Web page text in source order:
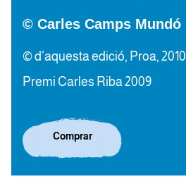
© Carles Camps Mundó
© d’aquesta edició, Proa, 2010
Premi Carles Riba 2009
Comprar